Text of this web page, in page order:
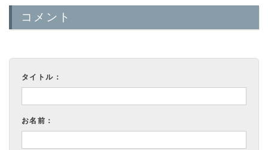
コメント
タイトル：
お名前：